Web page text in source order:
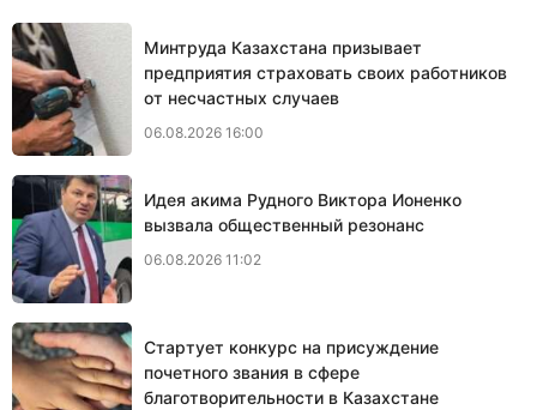
Минтруда Казахстана призывает
предприятия страховать своих работников
от несчастных случаев
06.08.2026 16:00
Идея акима Рудного Виктора Ионенко
вызвала общественный резонанс
06.08.2026 11:02
Стартует конкурс на присуждение
почетного звания в сфере
благотворительности в Казахстане